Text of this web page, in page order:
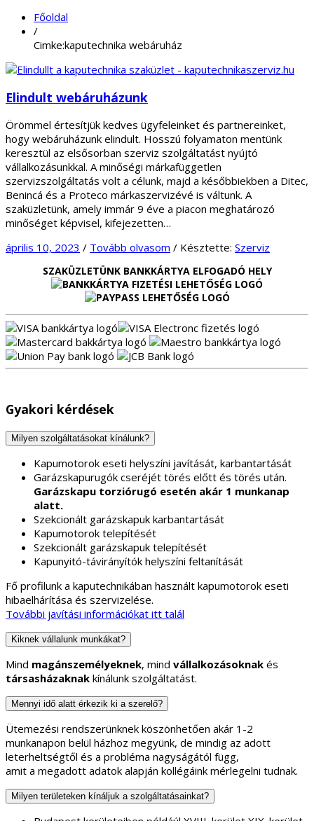
Főoldal
/
Cimke:kaputechnika webáruház
Elindult webáruházunk
Örömmel értesítjük kedves ügyfeleinket és partnereinket,
hogy webáruházunk elindult. Hosszú folyamaton mentünk
keresztül az elsősorban szerviz szolgáltatást nyújtó
vállalkozásunkkal. A minőségi márkafüggetlen
szervizszolgáltatás volt a célunk, majd a későbbiekben a Ditec,
Benincá és a Proteco márkaszervizévé is váltunk. A
szaküzletünk, amely immár 9 éve a piacon meghatározó
minőséget képvisel, kifejezetten…
április 10, 2023 / Tovább olvasom / Késztette: Szerviz
SZAKÜZLETÜNK BANKKÁRTYA ELFOGADÓ HELY
Gyakori kérdések
Milyen szolgáltatásokat kínálunk?
Kapumotorok eseti helyszíni javítását, karbantartását
Garázskapurugók cseréjét törés előtt és törés után.
Garázskapu torziórugó esetén akár 1 munkanap
alatt.
Szekcionált garázskapuk karbantartását
Kapumotorok telepítését
Szekcionált garázskapuk telepítését
Kapunyitó-távirányítók helyszíni feltanítását
Fő profilunk a kaputechnikában használt kapumotorok eseti
hibaelhárítása és szervizelése.
További javítási információkat itt talál
Kiknek vállalunk munkákat?
Mind magánszemélyeknek, mind vállalkozásoknak és
társasházaknak kínálunk szolgáltatást.
Mennyi idő alatt érkezik ki a szerelő?
Ütemezési rendszerünknek köszönhetően akár 1-2
munkanapon belül házhoz megyünk, de mindig az adott
leterheltségtől és a probléma nagyságától függ,
amit a megadott adatok alapján kollégáink mérlegelni tudnak.
Milyen területeken kínáljuk a szolgáltatásainkat?